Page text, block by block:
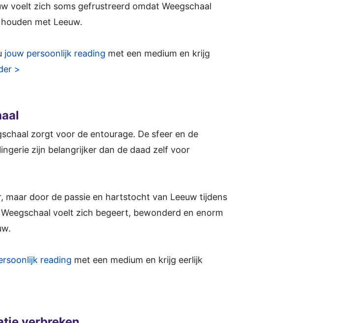
voelt zich soms gefrustreerd omdat Weegschaal
met Leeuw.
jouw persoonlijk reading met een medium en krijg
>
zorgt voor de entourage. De sfeer en de
zijn belangrijker dan de daad zelf voor
maar door de passie en hartstocht van Leeuw tijdens
voelt zich begeert, bewonderd en enorm
reading met een medium en krijg eerlijk